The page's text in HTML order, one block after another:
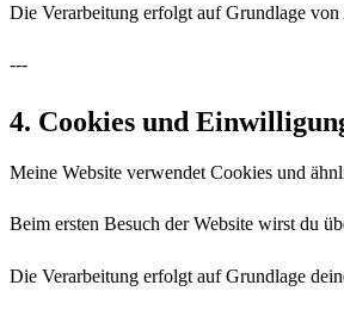
Die Verarbeitung erfolgt auf Grundlage
---
4. Cookies und
Meine Website verwendet Cookies und
Beim ersten Besuch der Website wirst du
Die Verarbeitung erfolgt auf Grundlage